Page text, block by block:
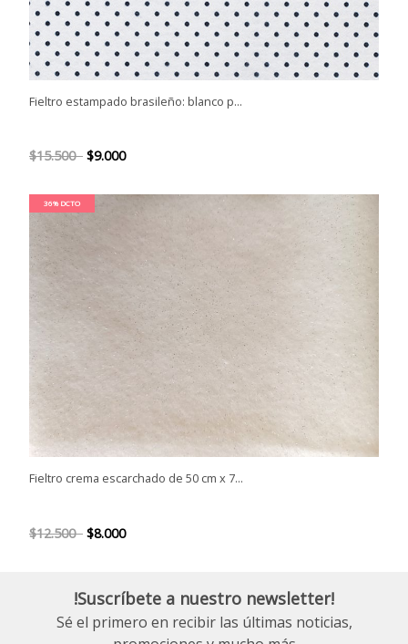
Fieltro estampado brasileño: blanco p...
$15.500 $9.000
36% DCTO
Fieltro crema escarchado de 50 cm x 7...
$12.500 $8.000
!Suscríbete a nuestro newsletter!
Sé el primero en recibir las últimas noticias,